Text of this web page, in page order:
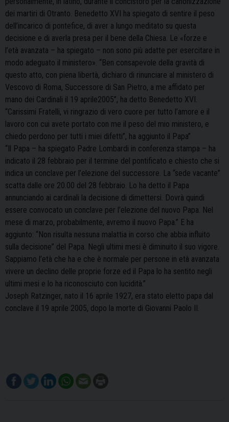
dei martiri di Otranto. Benedetto XVI ha spiegato di sentire il peso
dell’incarico di pontefice, di aver a lungo meditato su questa
decisione e di averla presa per il bene della Chiesa. Le «forze e
l’età avanzata – ha spiegato – non sono più adatte per esercitare in
modo adeguato il ministero». “Ben consapevole della gravità di
questo atto, con piena libertà, dichiaro di rinunciare al ministero di
Vescovo di Roma, Successore di San Pietro, a me affidato per
mano dei Cardinali il 19 aprile2005”, ha detto Benedetto XVI.
“Carissimi Fratelli, vi ringrazio di vero cuore per tutto l’amore e il
lavoro con cui avete portato con me il peso del mio ministero, e
chiedo perdono per tutti i miei difetti”, ha aggiunto il Papa”
“Il Papa – ha spiegato Padre Lombardi in conferenza stampa – ha
indicato il 28 febbraio per il termine del pontificato e chiesto che si
indica un conclave per l’elezione del successore. La “sede vacante”
scatta dalle ore 20.00 del 28 febbraio. Lo ha detto il Papa
annunciando ai cardinali la decisione di dimettersi. Dovrà quindi
essere convocato un conclave per l’elezione del nuovo Papa. Nel
mese di marzo, probabilmente, avremo il nuovo Papa.” E ha
aggiunto: “Non risulta nessuna malattia in corso che abbia influito
sulla decisione” del Papa. Negli ultimi mesi è diminuito il suo vigore.
Sappiamo l’età che ha e che è normale per persone in età avanzata
vivere un declino delle proprie forze ed il Papa lo ha sentito negli
ultimi mesi e lo ha riconosciuto con lucidità.”
Joseph Ratzinger, nato il 16 aprile 1927, era stato eletto papa dal
conclave il 19 aprile 2005, dopo la morte di Giovanni Paolo II.